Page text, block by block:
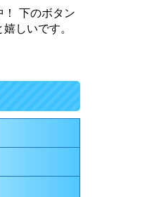
！ 下のボタン
しいです。